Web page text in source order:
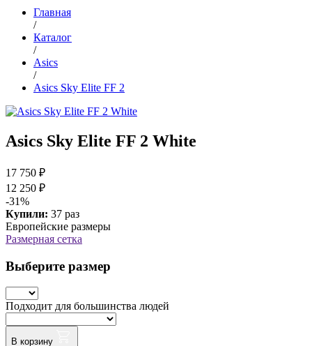
Главная
/
Каталог
/
Asics
/
Asics Sky Elite FF 2
Asics Sky Elite FF 2 White
17 750 ₽
12 250 ₽
-31%
Купили: 37 раз
Европейские размеры
Размерная сетка
Выберите размер
Подходит для большинства людей
В корзину